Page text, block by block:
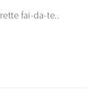
fai-da-te..